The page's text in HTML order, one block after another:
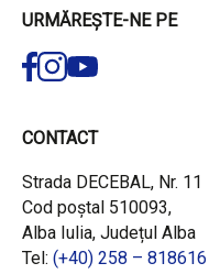
URMĂREȘTE-NE PE
CONTACT
Strada DECEBAL, Nr. 11
Cod poștal 510093,
Alba Iulia, Județul Alba
Tel: (+40) 258 – 818616